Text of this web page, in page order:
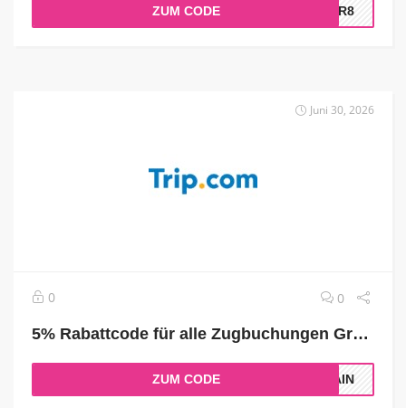
ZUM CODE CAR8
Juni 30, 2026
0 0
5% Rabattcode für alle Zugbuchungen Großbritannien
ZUM CODE RAIN